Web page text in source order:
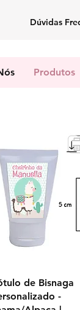
Dúvidas
Produtos
Visualização
de Bisnaga
-